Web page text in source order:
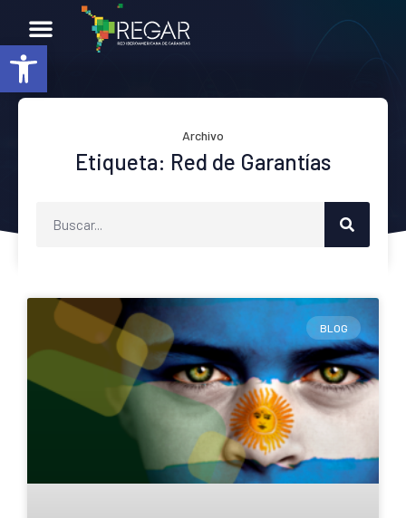
Abrir barra de herramientas
Archivo
Etiqueta: Red de Garantías
BLOG